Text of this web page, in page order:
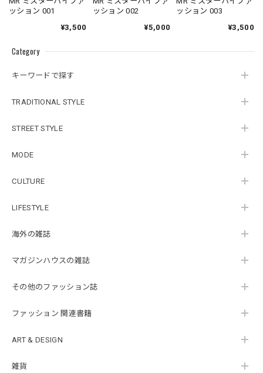
Category
キーワードで探す
TRADITIONAL STYLE
STREET STYLE
MODE
CULTURE
LIFESTYLE
海外の雑誌
マガジンハウスの雑誌
その他のファッション誌
ファッション 関連書籍
ART & DESIGN
雑貨
ッション 001
¥3,500
ッション 002
¥5,000
ッション 003
¥3,500